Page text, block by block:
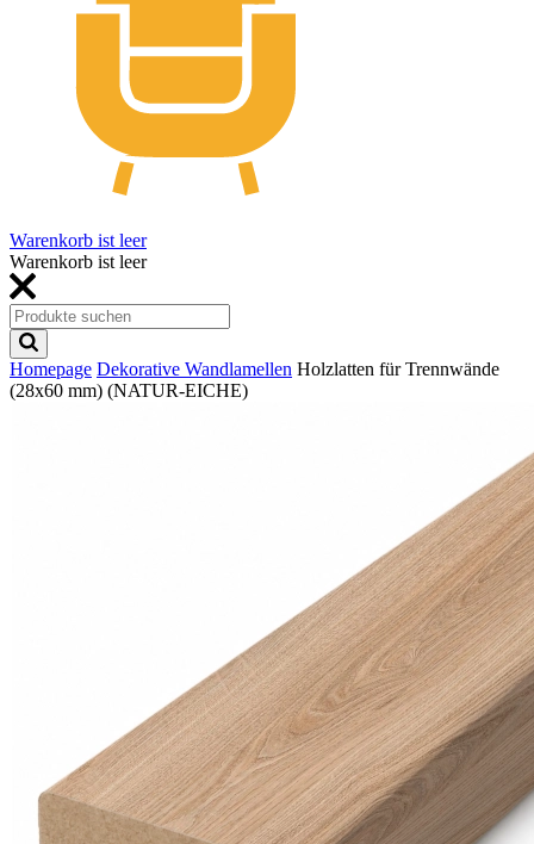
Warenkorb ist leer
Warenkorb ist leer
Homepage Dekorative Wandlamellen Holzlatten für Trennwände
(28x60 mm) (NATUR-EICHE)